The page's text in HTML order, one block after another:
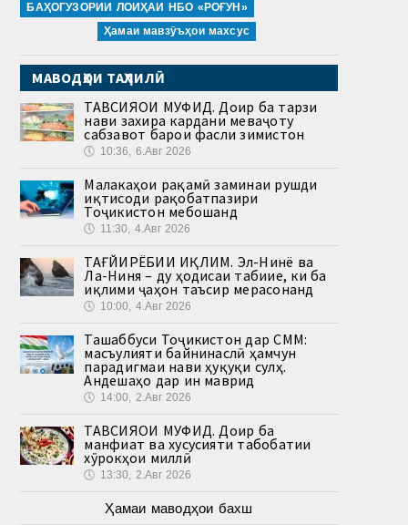
БАҲОГУЗОРИИ ЛОИҲАИ НБО «РОҒУН»
Ҳамаи мавзӯъҳои махсус
МАВОДҲОИ ТАҲЛИЛӢ
ТАВСИЯҲОИ МУФИД. Доир ба тарзи
нави захира кардани меваҷоту
сабзавот барои фасли зимистон
🕔 10:36, 6.Авг 2026
Малакаҳои рақамӣ заминаи рушди
иқтисоди рақобатпазири
Тоҷикистон мебошанд
🕔 11:30, 4.Авг 2026
ТАҒЙИРЁБИИ ИҚЛИМ. Эл-Нинё ва
Ла-Ниня – ду ҳодисаи табиие, ки ба
иқлими ҷаҳон таъсир мерасонанд
🕔 10:00, 4.Авг 2026
Ташаббуси Тоҷикистон дар СММ:
масъулияти байнинаслӣ ҳамчун
парадигмаи нави ҳуқуқи сулҳ.
Андешаҳо дар ин маврид
🕔 14:00, 2.Авг 2026
ТАВСИЯҲОИ МУФИД. Доир ба
манфиат ва хусусияти табобатии
хӯрокҳои миллӣ
🕔 13:30, 2.Авг 2026
Ҳамаи маводҳои бахш